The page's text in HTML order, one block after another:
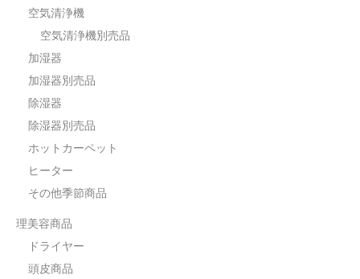
空気清浄機
空気清浄機別売品
加湿器
加湿器別売品
除湿器
除湿器別売品
ホットカーペット
ヒーター
その他季節商品
理美容商品
ドライヤー
頭皮商品